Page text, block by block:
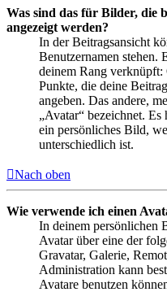
Was sind das für Bilder, die
angezeigt werden?
In der Beitragsansicht
Benutzernamen stehen.
deinem Rang verknüpft:
Punkte, die deine
angeben. Das andere,
„Avatar“ bezeichnet.
ein persönliches Bild,
unterschiedlich ist.
Nach oben
Wie verwende ich einen
In deinem persönlichen
Avatar über eine der
Gravatar, Galerie,
Administration kann
Avatare benutzen